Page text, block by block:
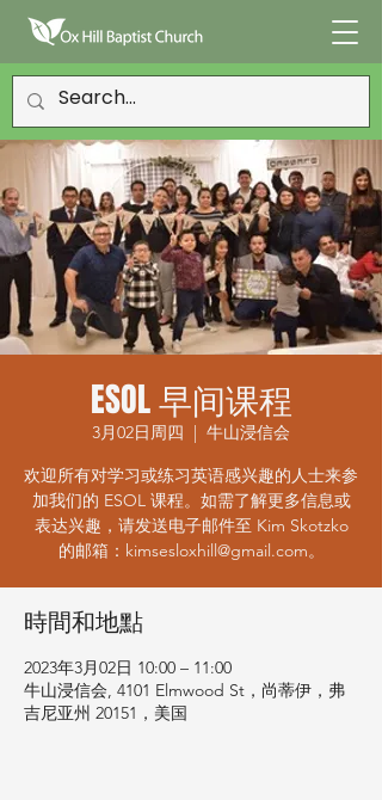
ESOL 早间课程
3月02日周四
  |
牛山浸信会
欢迎所有对学习或练习英语感兴趣的人士来参
加我们的 ESOL 课程。如需了解更多信息或
表达兴趣，请发送电子邮件至 Kim Skotzko
的邮箱：kimsesloxhill@gmail.com。
時間和地點
2023年3月02日 10:00 – 11:00
牛山浸信会, 4101 Elmwood St，尚蒂伊，弗
吉尼亚州 20151，美国